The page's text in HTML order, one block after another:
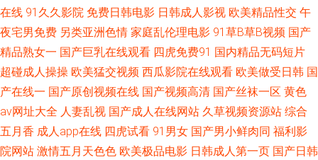
微拍视频在线观看 51xtv影城 99超碰资源总站 国产青草91娱乐 美女免费αV
日韩在线色网 午夜影视91 91主播在线视频 成人午夜三级视频 韩国自拍三及
啪在线 欧美人妖出精汇编 91精品丝袜高跟 成人香蕉视频在线 人人乐人人操
A片免费欧美视频 激情午夜网站 午夜福利电影图片 51福利航导 91作爱 97福
在线 91久久影院 免费日韩电影 日韩成人影视 欧美精品性交 午
夜宅男免费 另类亚洲色情 家庭乱伦理电影 91草B草B视频 国产
精品熟女一 国产巨乳在线观看 四虎免费91 国内精品无码短片
超碰成人操操 欧美猛交视频 西瓜影院在线观看 欧美做受日韩 国
产在线一 国产原创视频在线 国产视频高清 国产丝袜一区 黄色
av网址大全 人妻乱视 国产成人在线网站 久草视频资源站 综合
五月香 成人app在线 四虎试看 91男女 国产男小鲜肉同 福利影
院网站 激情五月天色色 欧美极品电影 日韩成人第一页 国产日韩